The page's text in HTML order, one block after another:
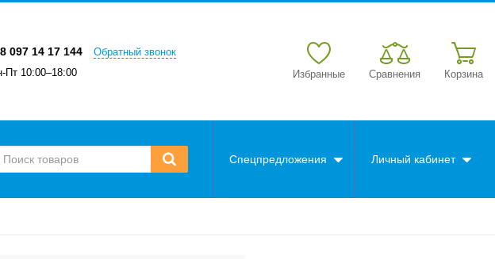
097 14 17 144
Обратный звонок
Пт 10:00–18:00
Избранные Сравнения Корзина
Спецпредложения Личный кабинет